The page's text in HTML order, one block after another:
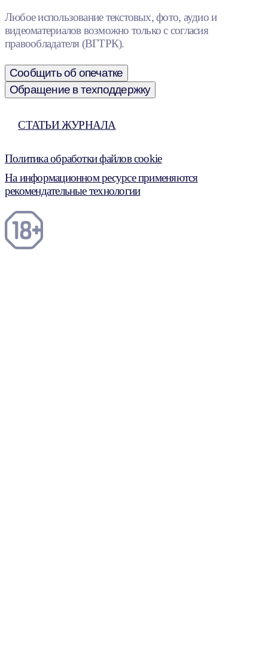
Любое использование текстовых, фото, аудио и
видеоматериалов возможно только с согласия
правообладателя (ВГТРК).
Сообщить об опечатке
Обращение в техподдержку
СТАТЬИ ЖУРНАЛА
Политика обработки файлов cookie
На информационном ресурсе применяются
рекомендательные технологии